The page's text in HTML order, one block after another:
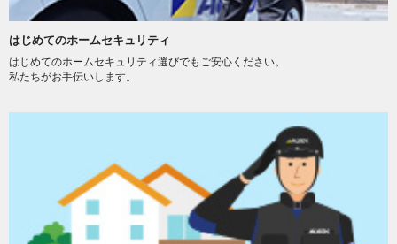
はじめてのホームセキュリティ
はじめてのホームセキュリティ選びでもご安心ください。
私たちがお手伝いします。